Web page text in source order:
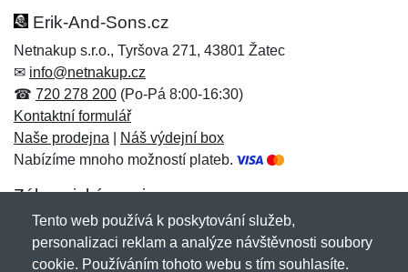
Erik-And-Sons.cz
Netnakup s.r.o., Tyršova 271, 43801 Žatec
✉ info@netnakup.cz
☎ 720 278 200 (Po-Pá 8:00-16:30)
Kontaktní formulář
Naše prodejna
Náš výdejní box
Nabízíme mnoho možností plateb.
Zákaznický servis
Novinky emailem
Tento web používá k poskytování služeb,
personalizaci reklam a analýze návštěvnosti soubory
cookie. Používáním tohoto webu s tím souhlasíte.